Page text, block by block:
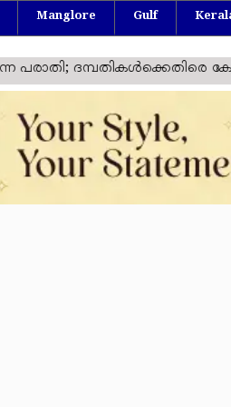
Manglore Gulf